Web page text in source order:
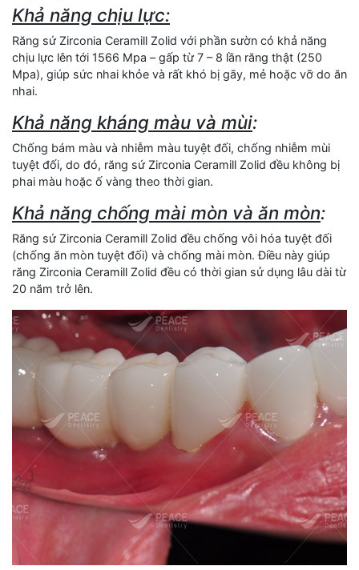
Khả năng chịu lực:
Răng sứ Zirconia Ceramill Zolid với phần sườn có khả năng
chịu lực lên tới 1566 Mpa – gấp từ 7 – 8 lần răng thật (250
Mpa), giúp sức nhai khỏe và rất khó bị gãy, mẻ hoặc vỡ do ăn
nhai.
Khả năng kháng màu và mùi:
Chống bám màu và nhiễm màu tuyệt đối, chống nhiễm mùi
tuyệt đối, do đó, răng sứ Zirconia Ceramill Zolid đều không bị
phai màu hoặc ố vàng theo thời gian.
Khả năng chống mài mòn và ăn mòn:
Răng sứ Zirconia Ceramill Zolid đều chống vôi hóa tuyệt đối
(chống ăn mòn tuyệt đối) và chống mài mòn. Điều này giúp
răng Zirconia Ceramill Zolid đều có thời gian sử dụng lâu dài từ
20 năm trở lên.